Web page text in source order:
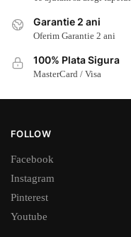
Garantie 2 ani
Oferim Garantie 2 ani
100% Plata Sigura
MasterCard / Visa
FOLLOW
Facebook
Instagram
Pinterest
Youtube